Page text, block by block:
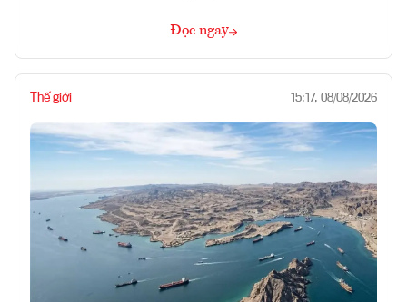
Đọc ngay
Thế giới 15:17, 08/08/2026